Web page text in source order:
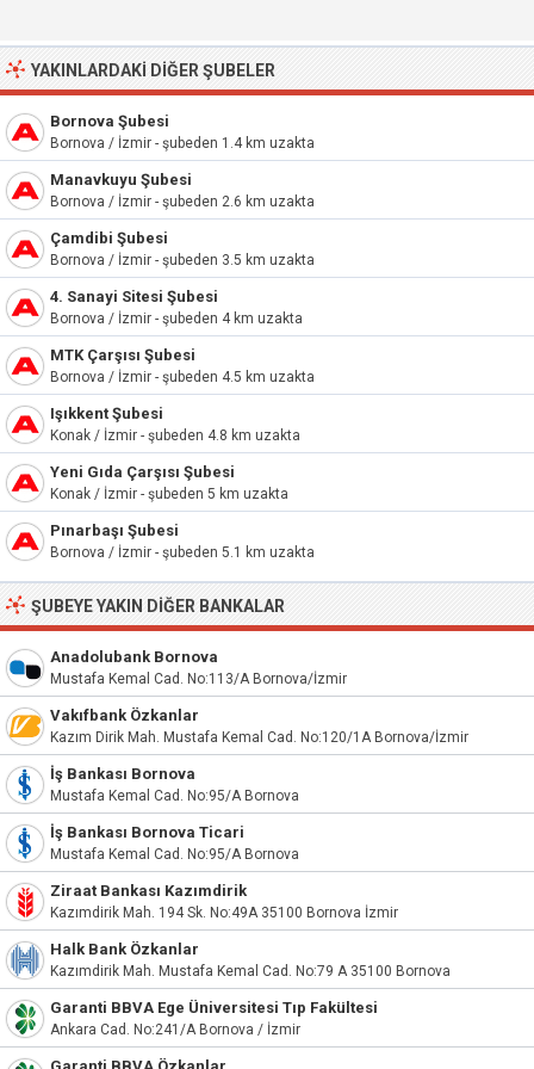
YAKINLARDAKI DIĞER ŞUBELER
Bornova Şubesi
Bornova / İzmir - şubeden 1.4 km uzakta
Manavkuyu Şubesi
Bornova / İzmir - şubeden 2.6 km uzakta
Çamdibi Şubesi
Bornova / İzmir - şubeden 3.5 km uzakta
4. Sanayi Sitesi Şubesi
Bornova / İzmir - şubeden 4 km uzakta
MTK Çarşısı Şubesi
Bornova / İzmir - şubeden 4.5 km uzakta
Işıkkent Şubesi
Konak / İzmir - şubeden 4.8 km uzakta
Yeni Gıda Çarşısı Şubesi
Konak / İzmir - şubeden 5 km uzakta
Pınarbaşı Şubesi
Bornova / İzmir - şubeden 5.1 km uzakta
ŞUBEYE YAKIN DIĞER BANKALAR
Anadolubank Bornova
Mustafa Kemal Cad. No:113/A Bornova/İzmir
Vakıfbank Özkanlar
Kazım Dirik Mah. Mustafa Kemal Cad. No:120/1A Bornova/İzmir
İş Bankası Bornova
Mustafa Kemal Cad. No:95/A Bornova
İş Bankası Bornova Ticari
Mustafa Kemal Cad. No:95/A Bornova
Ziraat Bankası Kazımdirik
Kazımdirik Mah. 194 Sk. No:49A 35100 Bornova İzmir
Halk Bank Özkanlar
Kazımdirik Mah. Mustafa Kemal Cad. No:79 A 35100 Bornova
Garanti BBVA Ege Üniversitesi Tıp Fakültesi
Ankara Cad. No:241/A Bornova / İzmir